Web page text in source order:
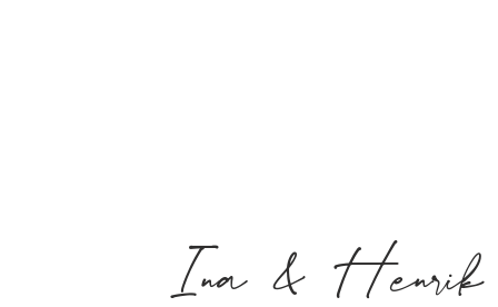
Ina & Henrik